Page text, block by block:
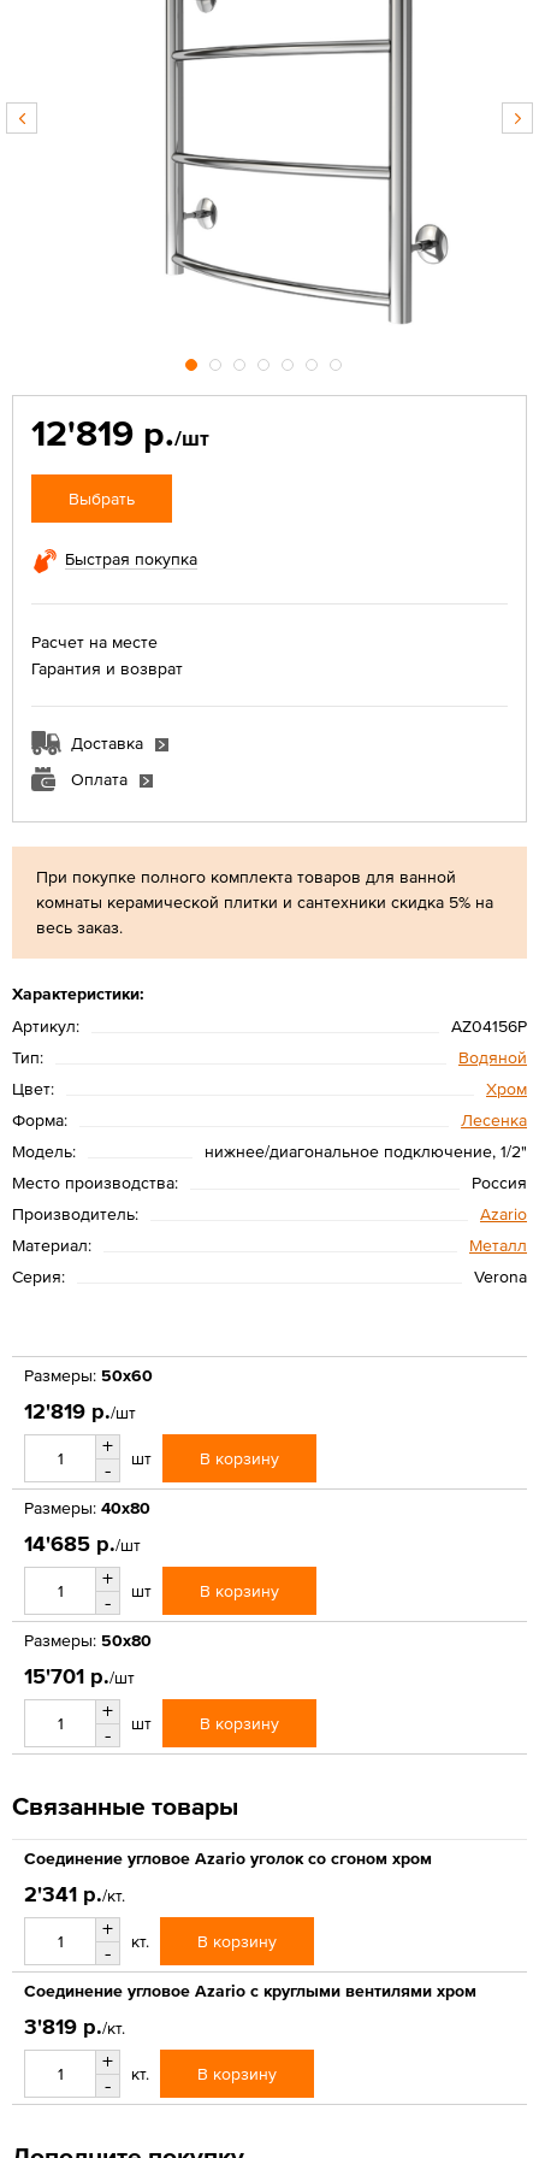
При покупке полного комплекта товаров для ванной
комнаты керамической плитки и сантехники скидка 5% на
весь заказ.
Характеристики:
Артикул:
AZ04156P
Тип:
Водяной
Цвет:
Хром
Форма:
Лесенка
Модель:
нижнее/диагональное подключение, 1/2"
Место производства:
Россия
Производитель:
Azario
Материал:
Металл
Серия:
Verona
12'819 р./шт
Выбрать
Быстрая покупка
Расчет на месте
Гарантия и возврат
Доставка
Оплата
Размеры: 50x60
12'819 р./шт
+
-
шт В корзину
Размеры: 40х80
14'685 р./шт
+
-
шт В корзину
Размеры: 50x80
15'701 р./шт
+
-
шт В корзину
Связанные товары
Соединение угловое Azario уголок со сгоном хром
2'341 р./кт.
+
-
кт. В корзину
Соединение угловое Azario с круглыми вентилями хром
3'819 р./кт.
+
-
кт. В корзину